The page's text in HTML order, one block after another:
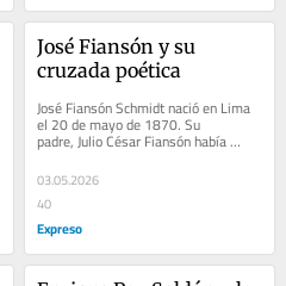
José Fiansón y su
cruzada poética
José Fiansón Schmidt nació en Lima
el 20 de mayo de 1870. Su
padre, Julio César Fiansón había
nacido en Niza y su madre María Julia
Schmidt en...
03.05.2026
40
Expreso